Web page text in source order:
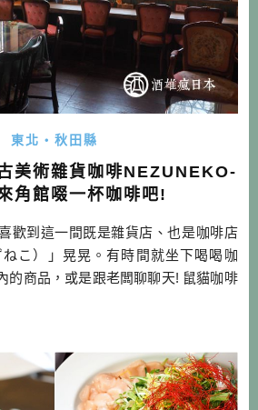
東北・秋田縣
美術雜貨咖啡NEZUNEKO-
角館啜一杯咖啡吧!
歡到這一間既是雜貨店、也是咖啡店
こ）」晃晃。有時間就坐下喝喝咖
的商品，或是跟老闆聊聊天! 鼠貓咖啡
鼠（ねずねこ）」，是日文老鼠（ね
田市，然後很喜歡角館，所以選擇角
地！ 他 […]…